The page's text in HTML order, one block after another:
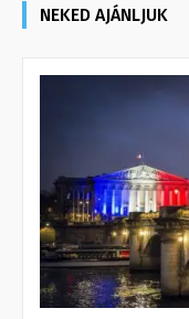
NEKED AJÁNLJUK